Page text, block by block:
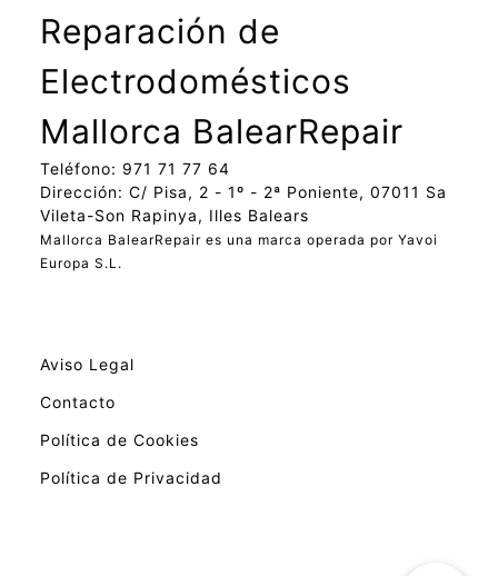
Reparación de
Electrodomésticos
Mallorca BalearRepair
Teléfono: 971 71 77 64
Dirección: C/ Pisa, 2 - 1º - 2ª Poniente, 07011 Sa
Vileta-Son Rapinya, Illes Balears
Mallorca BalearRepair es una marca operada por Yavoi
Europa S.L.
Aviso Legal
Contacto
Política de Cookies
Política de Privacidad